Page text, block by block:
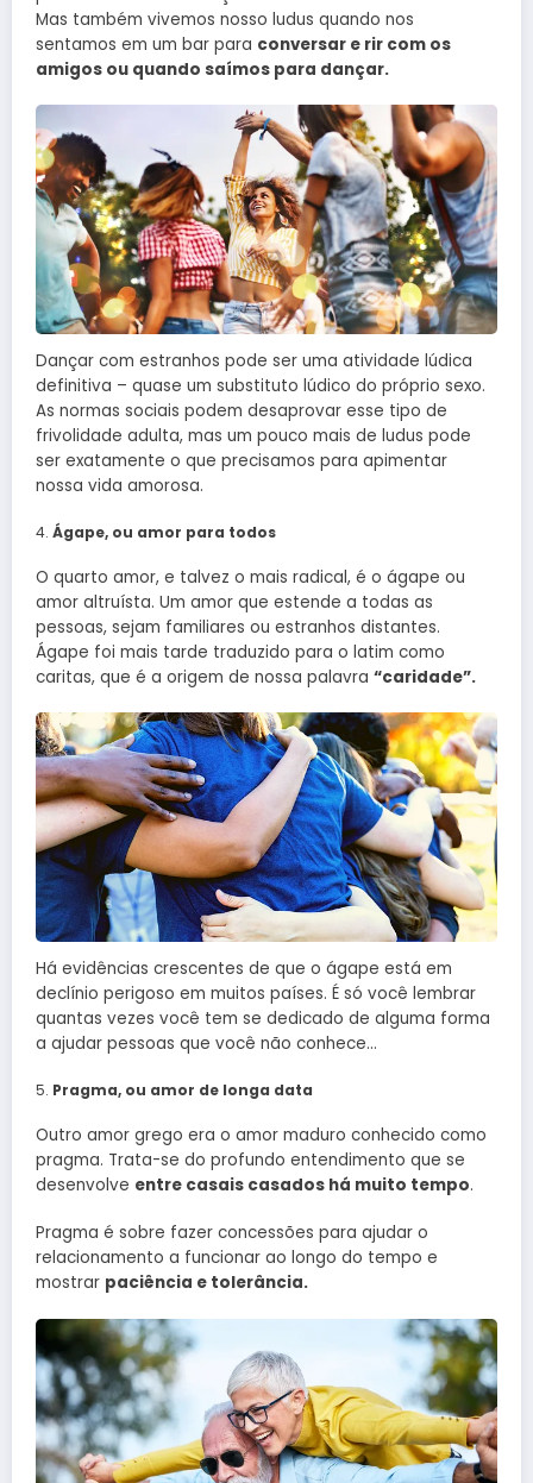
Mas também vivemos nosso ludus quando nos
sentamos em um bar para conversar e rir com os
amigos ou quando saímos para dançar.
Dançar com estranhos pode ser uma atividade lúdica
definitiva – quase um substituto lúdico do próprio sexo.
As normas sociais podem desaprovar esse tipo de
frivolidade adulta, mas um pouco mais de ludus pode
ser exatamente o que precisamos para apimentar
nossa vida amorosa.
Ágape, ou amor para todos
O quarto amor, e talvez o mais radical, é o ágape ou
amor altruísta. Um amor que estende a todas as
pessoas, sejam familiares ou estranhos distantes.
Ágape foi mais tarde traduzido para o latim como
caritas, que é a origem de nossa palavra “caridade”.
Há evidências crescentes de que o ágape está em
declínio perigoso em muitos países. É só você lembrar
quantas vezes você tem se dedicado de alguma forma
a ajudar pessoas que você não conhece…
Pragma, ou amor de longa data
Outro amor grego era o amor maduro conhecido como
pragma. Trata-se do profundo entendimento que se
desenvolve entre casais casados ​​há muito tempo.
Pragma é sobre fazer concessões para ajudar o
relacionamento a funcionar ao longo do tempo e
mostrar paciência e tolerância.